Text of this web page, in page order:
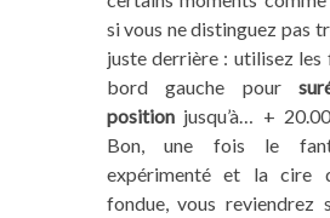
si vous ne distinguez pas
juste derrière : utilisez les
bord gauche pour
positionjusqu’à… +
Bon, une fois le
expérimenté et la cire
fondue, vous reviendrez